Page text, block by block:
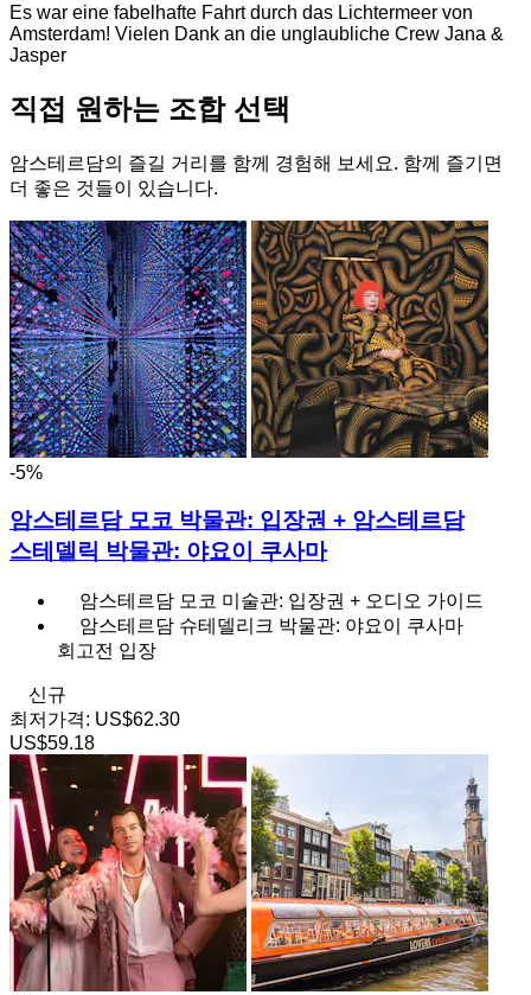
Es war eine fabelhafte Fahrt durch das Lichtermeer von
Amsterdam! Vielen Dank an die unglaubliche Crew Jana &
Jasper
직접 원하는 조합 선택
암스테르담의 즐길 거리를 함께 경험해 보세요. 함께 즐기면
더 좋은 것들이 있습니다.
-5%
암스테르담 모코 박물관: 입장권 + 암스테르담
스테델릭 박물관: 야요이 쿠사마
암스테르담 모코 미술관: 입장권 + 오디오 가이드
암스테르담 슈테델리크 박물관: 야요이 쿠사마
회고전 입장
신규
최저가격: US$62.30
US$59.18